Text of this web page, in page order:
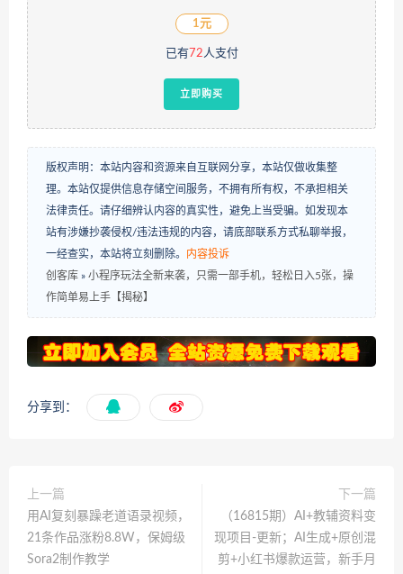
1元
已有72 人支付
立即购买
版权声明：本站内容和资源来自互联网分享，本站仅做收集整
理。本站仅提供信息存储空间服务，不拥有所有权，不承担相关
法律责任。请仔细辨认内容的真实性，避免上当受骗。如发现本
站有涉嫌抄袭侵权/违法违规的内容，请底部联系方式私聊举报，
一经查实，本站将立刻删除。 内容投诉
创客库 » 小程序玩法全新来袭，只需一部手机，轻松日入5张，操
作简单易上手【揭秘】
分享到：
上一篇
用AI复刻暴躁老道语录视频，
21条作品涨粉8.8W，保姆级
Sora2制作教学
下一篇
（16815期）AI+教辅资料变
现项目-更新；AI生成+原创混
剪+小红书爆款运营，新手月